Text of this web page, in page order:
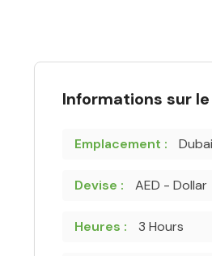
Informations sur
Emplacement :
Devise : AED - Dollar
Heures : 3 Hours